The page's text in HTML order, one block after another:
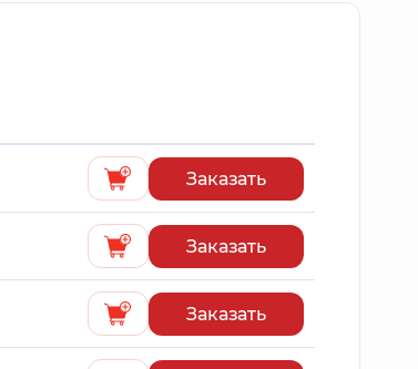
Заказать
Заказать
Заказать